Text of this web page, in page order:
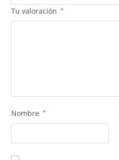
Tu valoración *
Nombre *